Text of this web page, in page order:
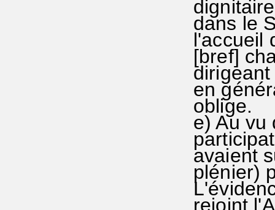
dans le
l'accueil
[bref]
en
oblige.
e) Au vu
avaient
plénier)
rejoint